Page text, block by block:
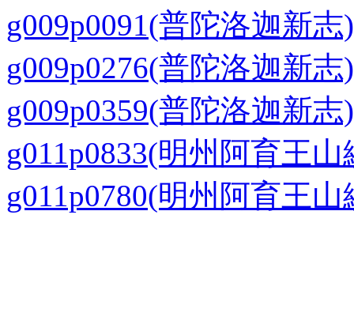
g009p0091(普陀洛迦新志)
g009p0276(普陀洛迦新志)
g009p0359(普陀洛迦新志)
g011p0833(明州阿育王山
g011p0780(明州阿育王山